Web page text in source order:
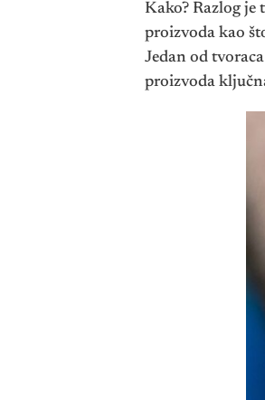
Kako? Razlog
proizvoda kao
Jedan od
proizvoda